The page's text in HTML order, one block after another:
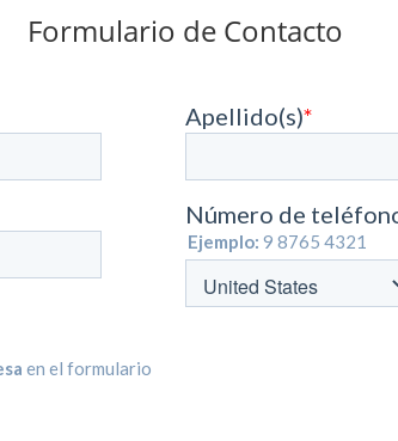
Formulario de Contacto